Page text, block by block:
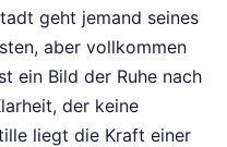
geht jemand seines
aber vollkommen
ein Bild der Ruhe nach
der keine
liegt die Kraft einer